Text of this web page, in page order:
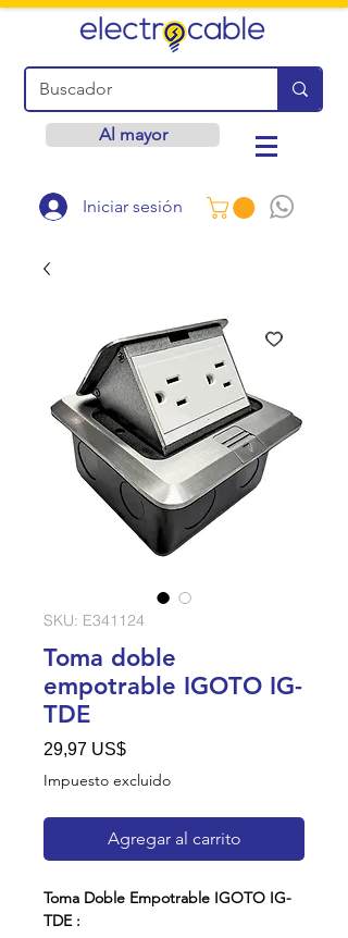
Al mayor
Iniciar sesión
SKU: E341124
Toma doble
empotrable IGOTO IG-
TDE
29,97 US$Precio
Impuesto excluido
Agregar al carrito
Toma Doble Empotrable IGOTO IG-
TDE :